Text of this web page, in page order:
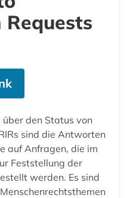
über den Status von
sind die Antworten
auf Anfragen, die im
Feststellung der
werden. Es sind